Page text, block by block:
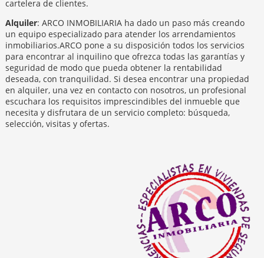
cartelera de clientes.
Alquiler: ARCO INMOBILIARIA ha dado un paso más creando
un equipo especializado para atender los arrendamientos
inmobiliarios.ARCO pone a su disposición todos los servicios
para encontrar al inquilino que ofrezca todas las garantías y
seguridad de modo que pueda obtener la rentabilidad
deseada, con tranquilidad. Si desea encontrar una propiedad
en alquiler, una vez en contacto con nosotros, un profesional
escuchara los requisitos imprescindibles del inmueble que
necesita y disfrutara de un servicio completo: búsqueda,
selección, visitas y ofertas.